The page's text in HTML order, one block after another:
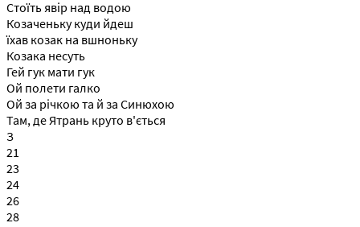
Стоїть явір над водою
Козаченьку куди йдеш
їхав козак на вшноньку
Козака несуть
Гей гук мати гук
Ой полети галко
Ой за річкою та й за Синюхою
Там, де Ятрань круто в'ється
З
21
23
24
26
28